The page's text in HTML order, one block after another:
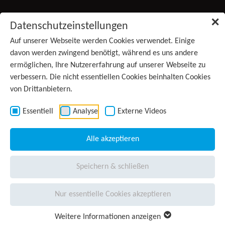
✕
Datenschutzeinstellungen
Auf unserer Webseite werden Cookies verwendet. Einige
davon werden zwingend benötigt, während es uns andere
ermöglichen, Ihre Nutzererfahrung auf unserer Webseite zu
verbessern. Die nicht essentiellen Cookies beinhalten Cookies
von Drittanbietern.
Essentiell Analyse Externe Videos
Alle akzeptieren
Speichern & schließen
Nur essentielle Cookies akzeptieren
Weitere Informationen anzeigen
Produkte
(aktiv)
Services
Unternehmen
Presse
Karriere